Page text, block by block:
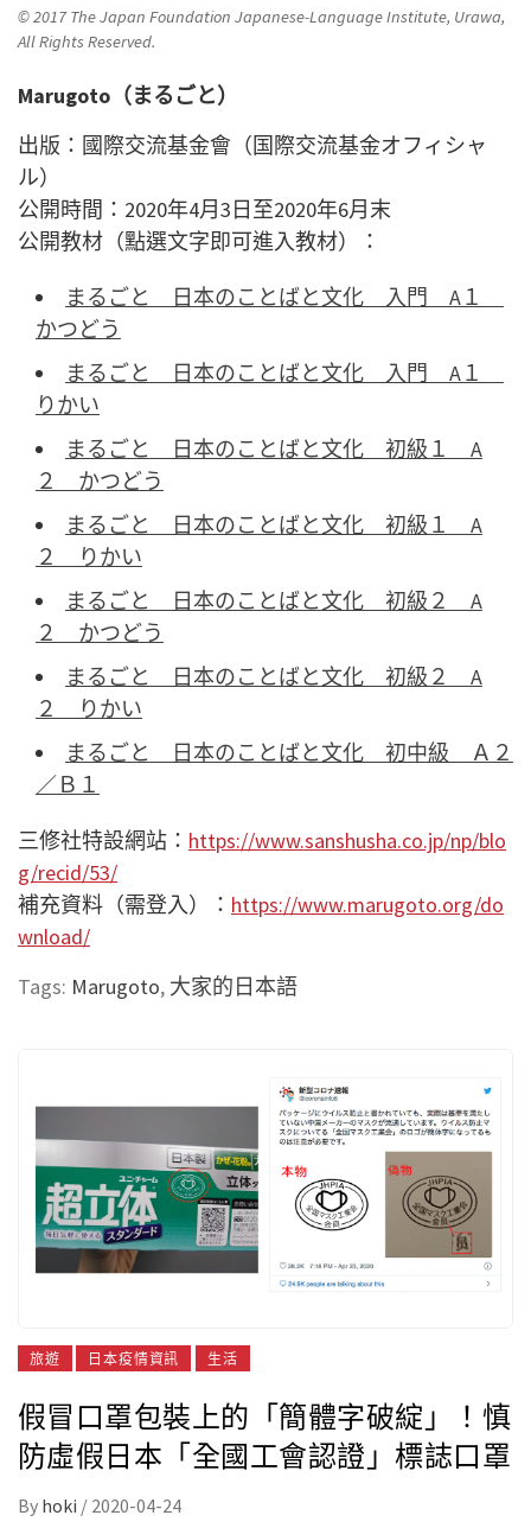
© 2017 The Japan Foundation Japanese-Language Institute, Urawa,
All Rights Reserved.
Marugoto （まるごと）
出版：國際交流基金會（国際交流基金オフィシャ
ル）
公開時間：2020年4月3日至2020年6月末
公開教材（點選文字即可進入教材）：
まるごと 日本のことばと文化 入門 A１
かつどう
まるごと 日本のことばと文化 入門 A１
りかい
まるごと 日本のことばと文化 初級１ A
２ かつどう
まるごと 日本のことばと文化 初級１ A
２ りかい
まるごと 日本のことばと文化 初級２ A
２ かつどう
まるごと 日本のことばと文化 初級２ A
２ りかい
まるごと 日本のことばと文化 初中級 Ａ２
／Ｂ１
三修社特設網站： https://www.sanshusha.co.jp/np/blo
g/recid/53/
補充資料（需登入）： https://www.marugoto.org/do
wnload/
Tags: Marugoto, 大家的日本語
旅遊 日本疫情資訊 生活
假冒口罩包裝上的「簡體字破綻」！慎
防虛假日本「全國工會認證」標誌口罩
By hoki / 2020-04-24